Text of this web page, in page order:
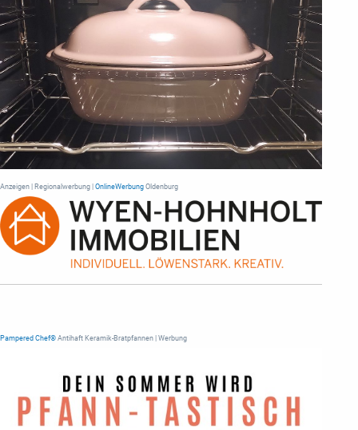
Anzeigen | Regionalwerbung | OnlineWerbung Oldenburg
Pampered Chef® Antihaft Keramik-Bratpfannen | Werbung